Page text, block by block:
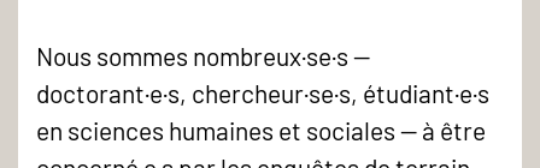
Nous sommes nombreux·se·s —
doctorant·e·s, chercheur·se·s, étudiant·e·s
en sciences humaines et sociales — à être